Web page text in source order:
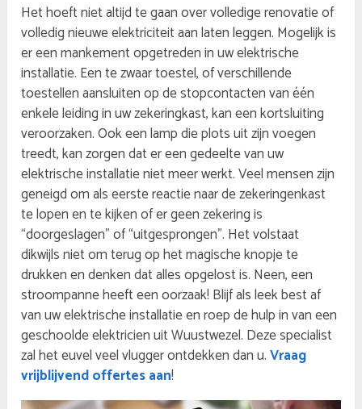
Het hoeft niet altijd te gaan over volledige renovatie of
volledig nieuwe elektriciteit aan laten leggen. Mogelijk is
er een mankement opgetreden in uw elektrische
installatie. Een te zwaar toestel, of verschillende
toestellen aansluiten op de stopcontacten van één
enkele leiding in uw zekeringkast, kan een kortsluiting
veroorzaken. Ook een lamp die plots uit zijn voegen
treedt, kan zorgen dat er een gedeelte van uw
elektrische installatie niet meer werkt. Veel mensen zijn
geneigd om als eerste reactie naar de zekeringenkast
te lopen en te kijken of er geen zekering is
“doorgeslagen” of “uitgesprongen”. Het volstaat
dikwijls niet om terug op het magische knopje te
drukken en denken dat alles opgelost is. Neen, een
stroompanne heeft een oorzaak! Blijf als leek best af
van uw elektrische installatie en roep de hulp in van een
geschoolde elektricien uit Wuustwezel. Deze specialist
zal het euvel veel vlugger ontdekken dan u.Vraag
vrijblijvend offertes aan!